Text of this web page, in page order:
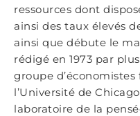
ressources dont
ainsi des taux élevés
ainsi que débute le
rédigé en 1973 par
groupe
l’Université de
laboratoire de la